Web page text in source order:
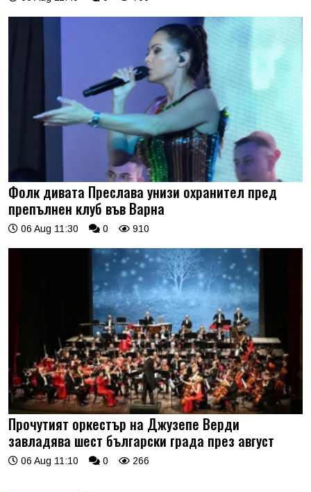
Фолк дивата Преслава унизи охранител пред
препълнен клуб във Варна
06 Aug 11:30 0 910
Прочутият оркестър на Джузепе Верди
завладява шест български града през август
06 Aug 11:10 0 266